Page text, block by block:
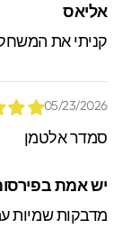
אליאס
קניתי את
05/23/2026
סמדר אלטמן
יש אמת
מדבקות שמיות